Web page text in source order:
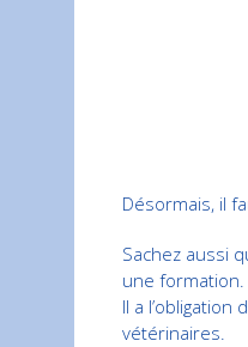
Désormais, il
Sachez aussi
une formation.
Il a
vétérinaires.